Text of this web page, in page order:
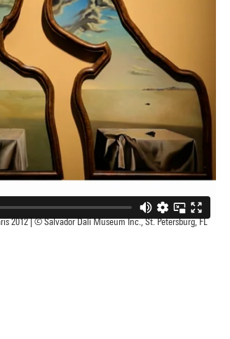
2012 | © Salvador Dalí Museum Inc., St. Petersburg, FL